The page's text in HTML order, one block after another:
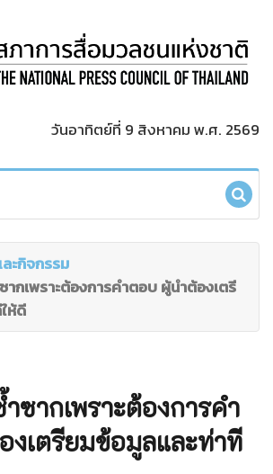
วันอาทิตย์ที่ 9 สิงหาคม พ.ศ. 2569
ะกิจกรรม
ากเพราะต้องการคำตอบ ผู้นำต้องเตรี
ห้ดี
ซากเพราะต้องการคำ
งเตรียมข้อมูลและท่าที